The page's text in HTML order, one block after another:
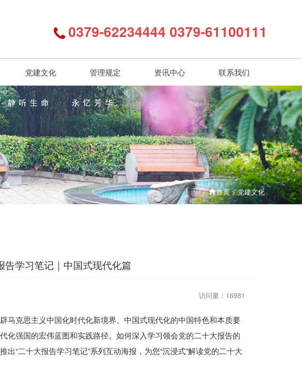
0379-62234444 0379-61100111
党建文化 管理规定 资讯中心 联系我们
首页>党建文化
告学习笔记｜中国式现代化篇
访问量：16981
克思主义中国化时代化新境界、中国式现代化的中国特色和本质要
化强国的宏伟蓝图和实践路径。如何深入学习领会党的二十大报告的
“二十大报告学习笔记”系列互动海报，为您“沉浸式”解读党的二十大